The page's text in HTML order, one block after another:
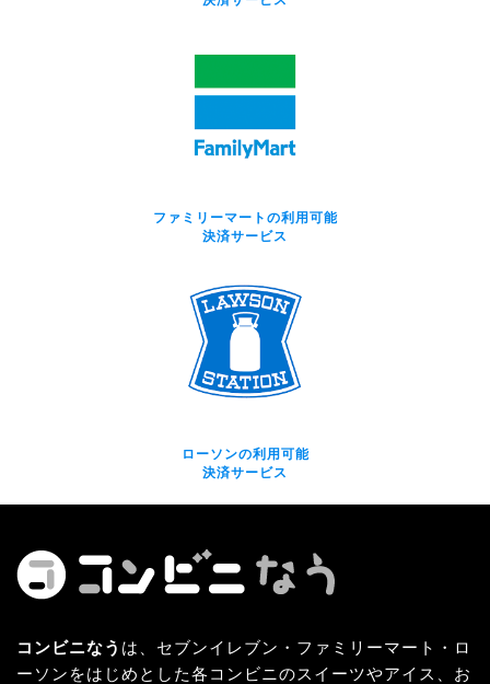
ファミリーマートの利用可能
決済サービス
ローソンの利用可能
決済サービス
コンビニなう は、セブンイレブン・ファミリーマート・ロ
ーソンをはじめとした各コンビニのスイーツやアイス、お